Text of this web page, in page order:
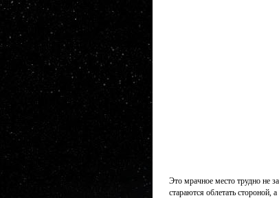
Это мрачное место трудно не
стараются облетать стороной,